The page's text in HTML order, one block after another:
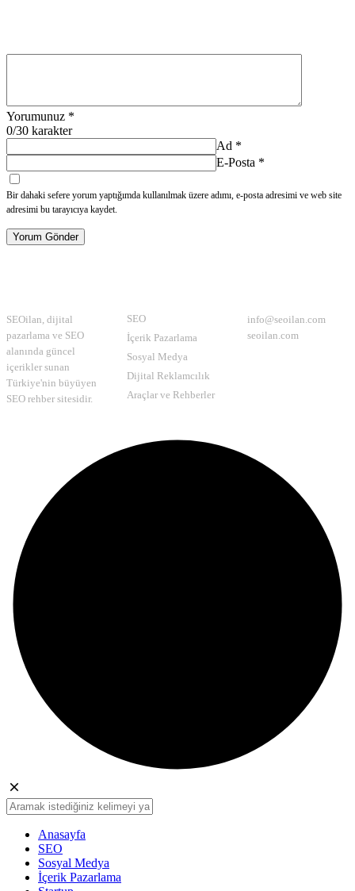
Yorumunuz *
0/30 karakter
Ad *
E-Posta *
Bir dahaki sefere yorum yaptığımda kullanılmak üzere adımı, e-posta adresimi ve web site
adresimi bu tarayıcıya kaydet.
Yorum Gönder
SEOilan, dijital
pazarlama ve SEO
alanında güncel
içerikler sunan
Türkiye'nin büyüyen
SEO rehber sitesidir.
SEO
İçerik Pazarlama
Sosyal Medya
Dijital Reklamcılık
Araçlar ve Rehberler
info@seoilan.com
seoilan.com
Anasayfa
SEO
Sosyal Medya
İçerik Pazarlama